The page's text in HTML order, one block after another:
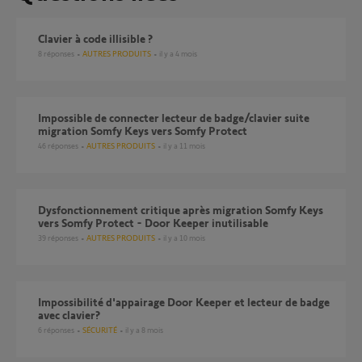
Clavier à code illisible ?
8 réponses AUTRES PRODUITS il y a 4 mois
Impossible de connecter lecteur de badge/clavier suite
migration Somfy Keys vers Somfy Protect
46 réponses AUTRES PRODUITS il y a 11 mois
Dysfonctionnement critique après migration Somfy Keys
vers Somfy Protect - Door Keeper inutilisable
39 réponses AUTRES PRODUITS il y a 10 mois
Impossibilité d'appairage Door Keeper et lecteur de badge
avec clavier?
6 réponses SÉCURITÉ il y a 8 mois